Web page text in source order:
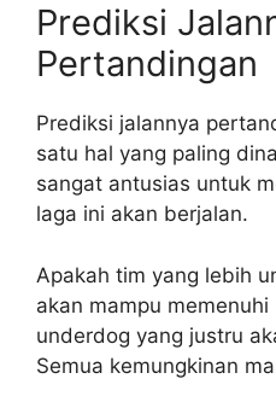
Prediksi
Pertandingan
Prediksi jalannya
satu hal yang paling
sangat antusias untuk
laga ini akan berjalan.
Apakah tim yang lebih
akan mampu
underdog yang justru
Semua kemungkinan